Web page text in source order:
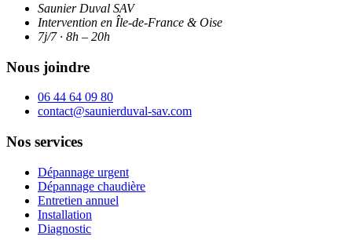
Saunier Duval SAV
Intervention en Île-de-France & Oise
7j/7 · 8h – 20h
Nous joindre
06 44 64 09 80
contact@saunierduval-sav.com
Nos services
Dépannage urgent
Dépannage chaudière
Entretien annuel
Installation
Diagnostic